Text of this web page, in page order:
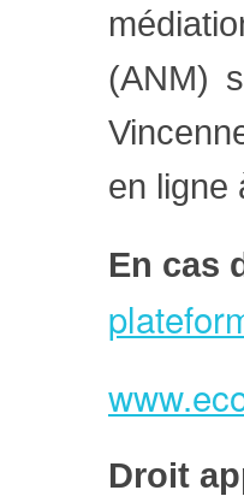
(ANM)
en ligne
En cas
Droit